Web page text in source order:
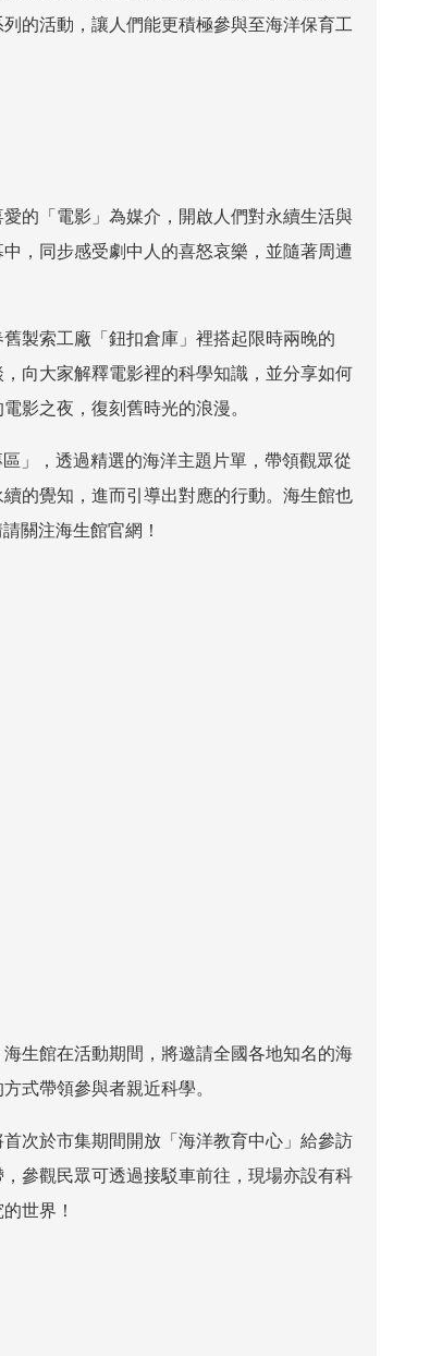
的活動，讓人們能更積極參與至海洋保育工
的「電影」為媒介，開啟人們對永續生活與
，同步感受劇中人的喜怒哀樂，並隨著周遭
製索工廠「鈕扣倉庫」裡搭起限時兩晚的
向大家解釋電影裡的科學知識，並分享如何
影之夜，復刻舊時光的浪漫。
」，透過精選的海洋主題片單，帶領觀眾從
的覺知，進而引導出對應的行動。海生館也
關注海生館官網！
生館在活動期間，將邀請全國各地知名的海
式帶領參與者親近科學。
次於市集期間開放「海洋教育中心」給參訪
參觀民眾可透過接駁車前往，現場亦設有科
世界！